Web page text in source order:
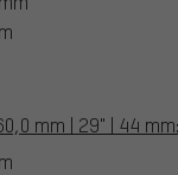
mm | 29" | 44 mm: